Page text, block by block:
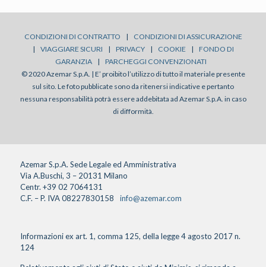
CONDIZIONI DI CONTRATTO |
CONDIZIONI DI ASSICURAZIONE
|
VIAGGIARE SICURI | PRIVACY | COOKIE |
FONDO DI
GARANZIA
|
PARCHEGGI CONVENZIONATI
© 2020 Azemar S.p.A. | E’ proibito l’utilizzo di tutto il materiale presente
sul sito. Le foto pubblicate sono da ritenersi indicative e pertanto
nessuna responsabilità potrà essere addebitata ad Azemar S.p.A. in caso
di difformità.
Azemar S.p.A. Sede Legale ed Amministrativa
Via A.Buschi, 3 – 20131 Milano
Centr. +39 02 7064131
C.F. – P. IVA 08227830158
info@azemar.com
Informazioni ex art. 1, comma 125, della legge 4 agosto 2017 n.
124